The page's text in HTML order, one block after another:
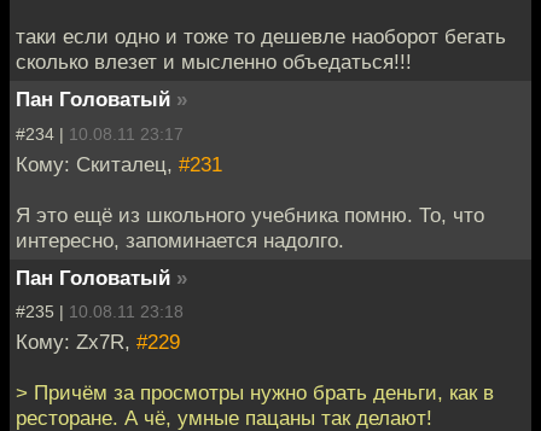
таки если одно и тоже то дешевле наоборот бегать
сколько влезет и мысленно объедаться!!!
Пан Головатый »
#234 | 10.08.11 23:17
Кому: Скиталец, #231
Я это ещё из школьного учебника помню. То, что
интересно, запоминается надолго.
Пан Головатый »
#235 | 10.08.11 23:18
Кому: Zx7R, #229
> Причём за просмотры нужно брать деньги, как в
ресторане. А чё, умные пацаны так делают!